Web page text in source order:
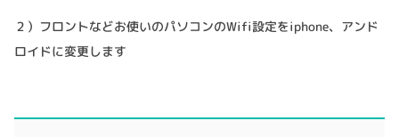
２）フロントなどお使いのパソコンのWifi設定をiphone、アンド
ロイドに変更します